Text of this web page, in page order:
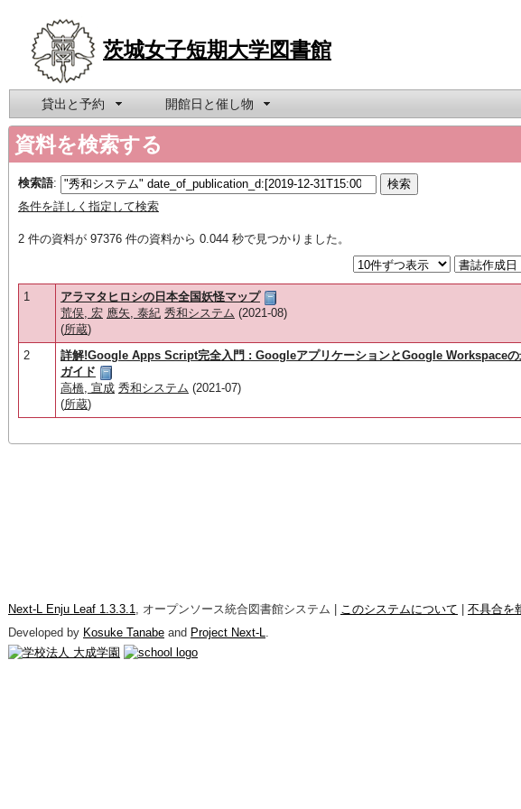
茨城女子短期大学図書館
貸出と予約 開館日と催し物
資料を検索する
検索語:
条件を詳しく指定して検索
2 件の資料が 97376 件の資料から 0.044 秒で見つかりました。
1
アラマタヒロシの日本全国妖怪マップ
荒俣, 宏 應矢, 泰紀 秀和システム (2021-08)
(所蔵)
2
詳解!Google Apps Script完全入門 : GoogleアプリケーションとGoogle Workspaceの
ガイド
高橋, 宣成 秀和システム (2021-07)
(所蔵)
Next-L Enju Leaf 1.3.3.1, オープンソース統合図書館システム | このシステムについて 不具合を
Developed by Kosuke Tanabe and Project Next-L.